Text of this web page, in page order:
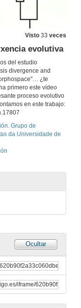
Visto 33 veces
evolutiva
del estudio
divergence and
¿te
primero este vídeo
proceso evolutivo
en este trabajo:
Grupo de
da Universidade de
Ocultar